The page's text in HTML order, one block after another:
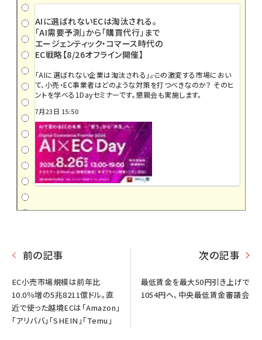
AIに選ばれないECは淘汰される。
「AI需要予測」から「購買代行」まで
エージェンティック・コマース時代の
EC戦略【8/26オフライン開催】
「AIに選ばれない企業は淘汰される」――。この激変する市場におい
て、小売・EC事業者はどのような対策を打つべきなのか？ そのヒ
ントを学べる1Dayセミナーです。懇親会も実施します。
7月23日 15:50
前の記事
EC小売市場規模は前年比
10.0％増の5兆8211億ドル。直
近で使った越境ECは「Amazon」
「アリババ」「SHEIN」「Temu」
次の記事
最低賃金を最大50円引き上げで
1054円へ、中央最低賃金審議会